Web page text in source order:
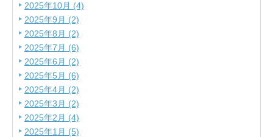
2025年10月 (4)
2025年9月 (2)
2025年8月 (2)
2025年7月 (6)
2025年6月 (2)
2025年5月 (6)
2025年4月 (2)
2025年3月 (2)
2025年2月 (4)
2025年1月 (5)